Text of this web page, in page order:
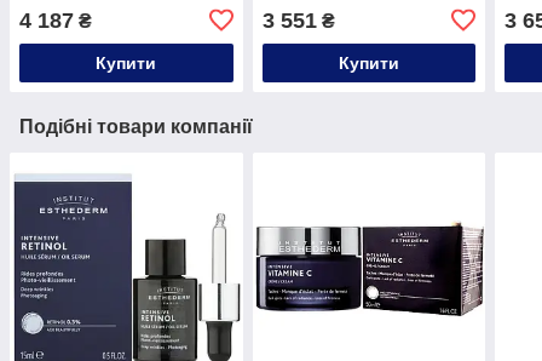
4 187 ₴
Купити
3 551₴
Купити
3
Подібні товари компанії